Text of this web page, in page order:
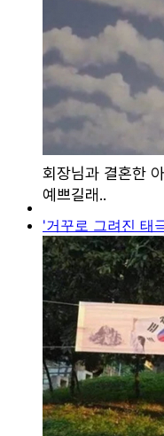
'거꾸로 그려진 태